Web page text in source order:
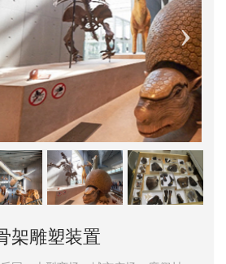
架雕塑装置